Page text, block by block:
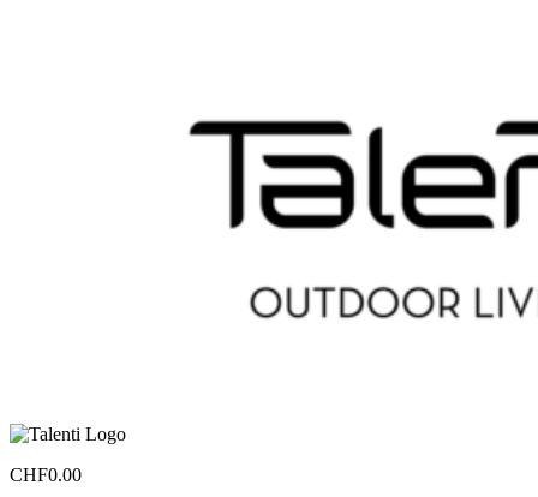
CHF0.00